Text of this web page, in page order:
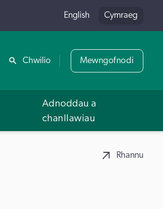
Rhannu
English Cymraeg
Chwilio Mewngofnodi
Adnoddau a
chanllawiau
Rhannu